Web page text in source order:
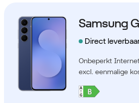
Samsung
Direct
Onbeperkt
excl. eenmalige